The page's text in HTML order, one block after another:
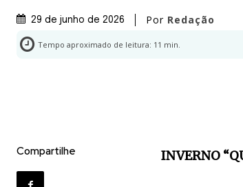
29 de junho de 2026 Por Redação
Tempo aproximado de leitura: 11 min.
Compartilhe INVERNO